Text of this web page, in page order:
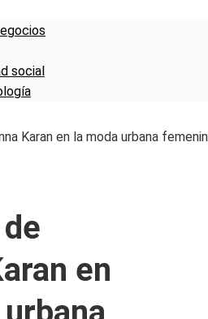
social
Karan en la moda urbana
en